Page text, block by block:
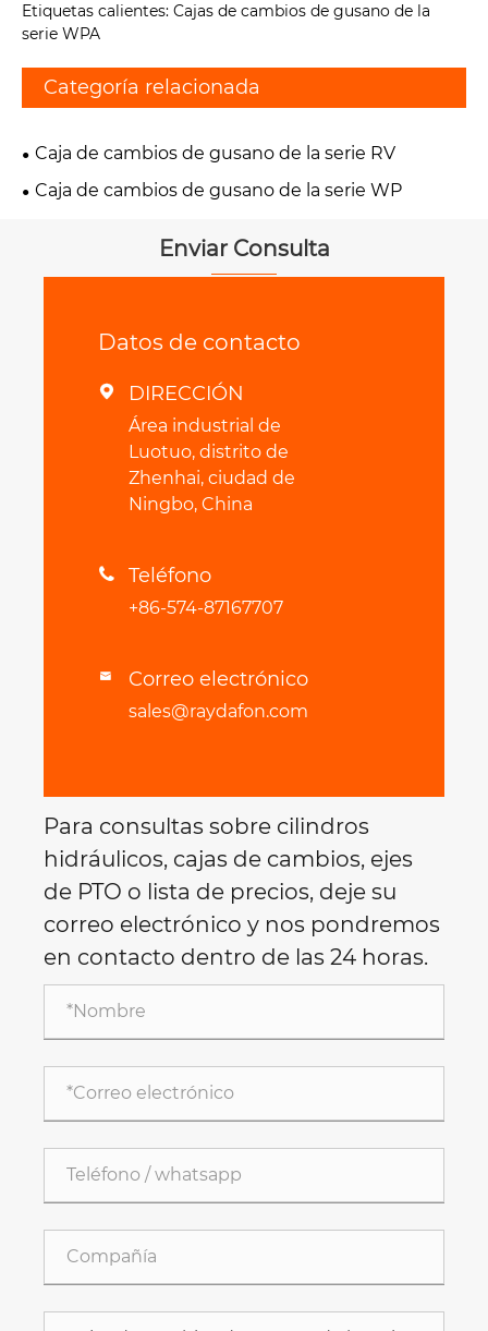
Etiquetas calientes: Cajas de cambios de gusano de la
serie WPA
Categoría relacionada
Caja de cambios de gusano de la serie RV
Caja de cambios de gusano de la serie WP
Enviar Consulta
Datos de contacto
 DIRECCIÓN
Área industrial de
Luotuo, distrito de
Zhenhai, ciudad de
Ningbo, China
 Teléfono
+86-574-87167707
 Correo electrónico
sales@raydafon.com
Para consultas sobre cilindros
hidráulicos, cajas de cambios, ejes
de PTO o lista de precios, deje su
correo electrónico y nos pondremos
en contacto dentro de las 24 horas.